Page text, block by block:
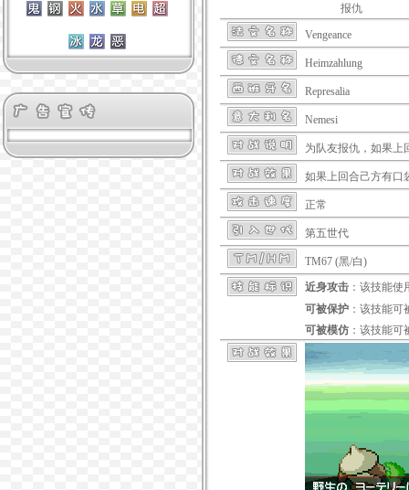
报仇
Vengeance
Heimzahlung
Represalia
Nemesi
为队友报仇，如果上
如果上回合己方有口
正常
第五世代
TM67 (黑/白)
近身攻击 ：该技能
可被保护 ：该技能可
可被模仿 ：该技能可